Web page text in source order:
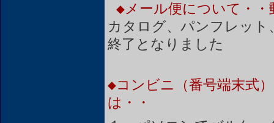
◆メール便について・・
カタログ、パンフレッ
終了となりました
◆コンビニ（番号端末式
は・・